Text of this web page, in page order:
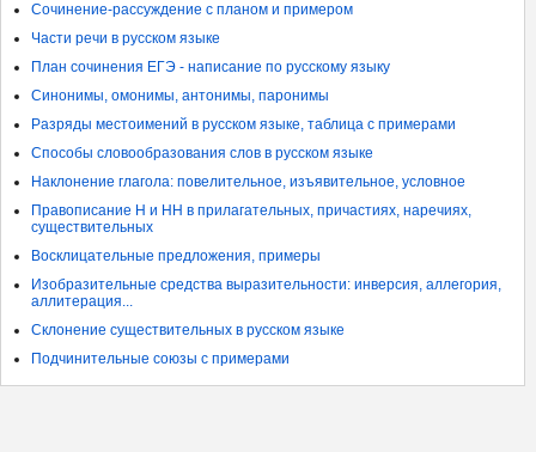
Сочинение-рассуждение с планом и примером
Части речи в русском языке
План сочинения ЕГЭ - написание по русскому языку
Синонимы, омонимы, антонимы, паронимы
Разряды местоимений в русском языке, таблица с примерами
Способы словообразования слов в русском языке
Наклонение глагола: повелительное, изъявительное, условное
Правописание Н и НН в прилагательных, причастиях, наречиях,
существительных
Восклицательные предложения, примеры
Изобразительные средства выразительности: инверсия, аллегория,
аллитерация...
Склонение существительных в русском языке
Подчинительные союзы с примерами